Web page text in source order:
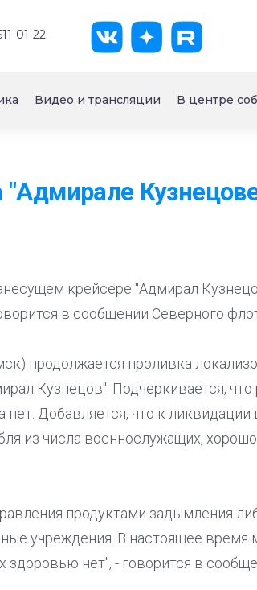
01-22
Видео и трансляции В центре
крейсере "Адмирал
в сообщении Северного
продолжается проливка
Кузнецов". Подчеркивается, что
Добавляется, что к ликвидации
из числа военнослужащих, хорошо
продуктами задымления
учреждения. В настоящее время
нет", - говорится в